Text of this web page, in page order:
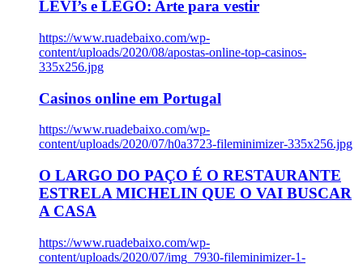
LEVI’s e LEGO: Arte para vestir
https://www.ruadebaixo.com/wp-
content/uploads/2020/08/apostas-online-top-casinos-
335x256.jpg
Casinos online em Portugal
https://www.ruadebaixo.com/wp-
content/uploads/2020/07/h0a3723-fileminimizer-335x256.jpg
O LARGO DO PAÇO É O RESTAURANTE
ESTRELA MICHELIN QUE O VAI BUSCAR
A CASA
https://www.ruadebaixo.com/wp-
content/uploads/2020/07/img_7930-fileminimizer-1-